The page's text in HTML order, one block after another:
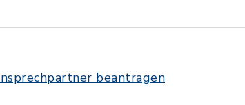
beantragen